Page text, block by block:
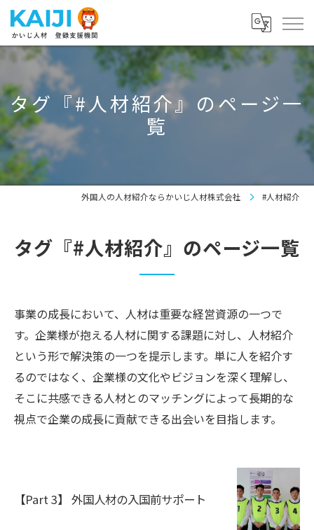
タグ『#人材紹介』のページ一
覧
外国人の人材紹介ならかいじ人材株式会社 #人材紹介
タグ『#人材紹介』のページ一覧
事業の成長において、人材は重要な経営資源の一つで
す。企業様が抱える人材に関する課題に対し、人材紹介
という形で解決策の一つを提示します。単に人を紹介す
るのではなく、企業様の文化やビジョンを深く理解し、
そこに共感できる人材とのマッチングによって長期的な
視点で企業の成長に貢献できる出会いを目指します。
【Part 3】 外国人材の入国前サポート